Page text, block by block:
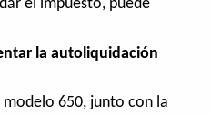
el impuesto, puede
la autoliquidación
modelo 650, junto con la